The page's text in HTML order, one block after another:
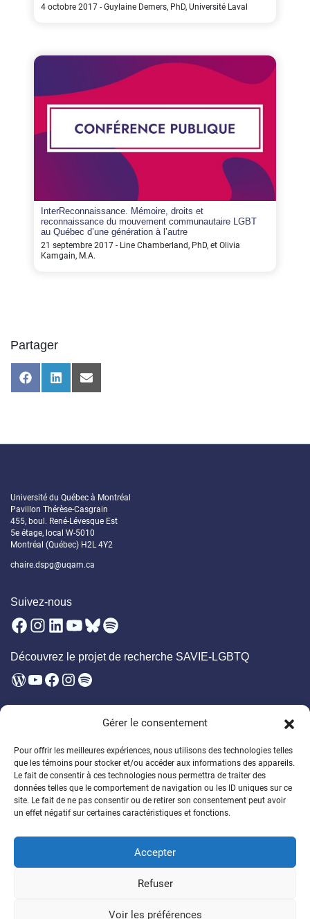
Gérer le consentement
Pour offrir les meilleures expériences, nous utilisons des technologies telles
que les témoins pour stocker et/ou accéder aux informations des appareils.
Le fait de consentir à ces technologies nous permettra de traiter des
données telles que le comportement de navigation ou les ID uniques sur ce
site. Le fait de ne pas consentir ou de retirer son consentement peut avoir
un effet négatif sur certaines caractéristiques et fonctions.
Accepter
Refuser
Voir les préférences
4 octobre 2017 - Guylaine Demers, PhD, Université Laval
InterReconnaissance. Mémoire, droits et
reconnaissance du mouvement communautaire LGBT
au Québec d’une génération à l’autre
21 septembre 2017 - Line Chamberland, PhD, et Olivia
Kamgain, M.A.
Partager
Share
on
Share
on
Share
on
Université du Québec à Montréal
Pavillon Thérèse-Casgrain
455, boul. René-Lévesque Est
5e étage, local W-5010
Montréal (Québec) H2L 4Y2
chaire.dspg@uqam.ca
Suivez-nous
Facebook
Instagram
LinkedIn
YouTube
Bluesky
Spotify
Découvrez le projet de recherche SAVIE-LGBTQ
WordPress
YouTube
Facebook
Instagram
Spotify
Soutenez la formation des étudiant·es
Encouragez un généreux programme de bourses
Faire un don
Chaire de recherche sur la DSPG
Politique de témoins